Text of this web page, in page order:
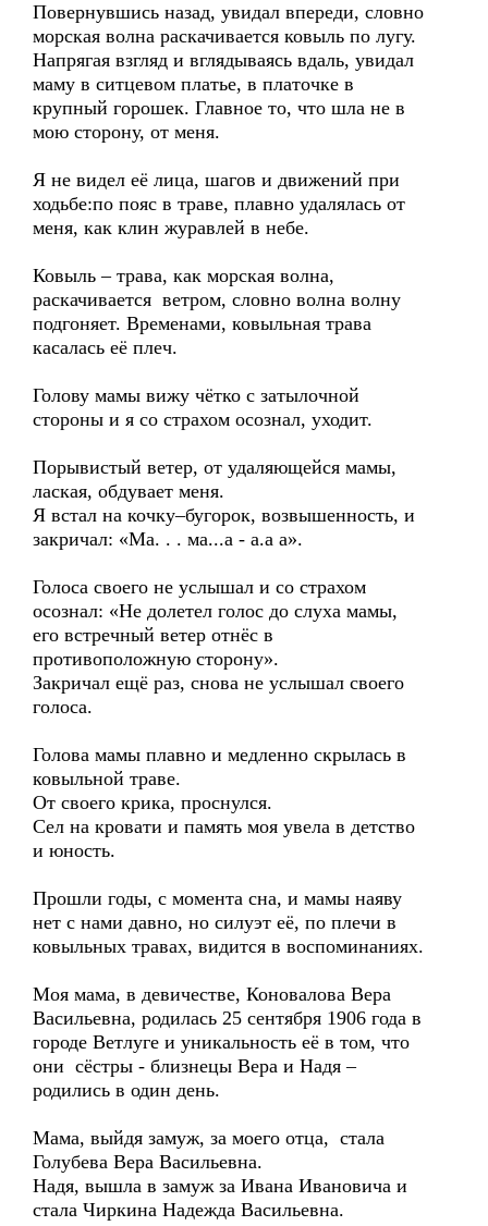
Повернувшись назад, увидал впереди, словно
морская волна раскачивается ковыль по лугу.
Напрягая взгляд и вглядываясь вдаль, увидал
маму в ситцевом платье, в платочке в
крупный горошек. Главное то, что шла не в
мою сторону, от меня.
Я не видел её лица, шагов и движений при
ходьбе:по пояс в траве, плавно удалялась от
меня, как клин журавлей в небе.
Ковыль – трава, как морская волна,
раскачивается ветром, словно волна волну
подгоняет. Временами, ковыльная трава
касалась её плеч.
Голову мамы вижу чётко с затылочной
стороны и я со страхом осознал, уходит.
Порывистый ветер, от удаляющейся мамы,
лаская, обдувает меня.
Я встал на кочку–бугорок, возвышенность, и
закричал: «Ма. . . ма...а - а.а а».
Голоса своего не услышал и со страхом
осознал: «Не долетел голос до слуха мамы,
его встречный ветер отнёс в
противоположную сторону».
Закричал ещё раз, снова не услышал своего
голоса.
Голова мамы плавно и медленно скрылась в
ковыльной траве.
От своего крика, проснулся.
Сел на кровати и память моя увела в детство
и юность.
Прошли годы, с момента сна, и мамы наяву
нет с нами давно, но силуэт её, по плечи в
ковыльных травах, видится в воспоминаниях.
Моя мама, в девичестве, Коновалова Вера
Васильевна, родилась 25 сентября 1906 года в
городе Ветлуге и уникальность её в том, что
они сёстры - близнецы Вера и Надя –
родились в один день.
Мама, выйдя замуж, за моего отца, стала
Голубева Вера Васильевна.
Надя, вышла в замуж за Ивана Ивановича и
стала Чиркина Надежда Васильевна.